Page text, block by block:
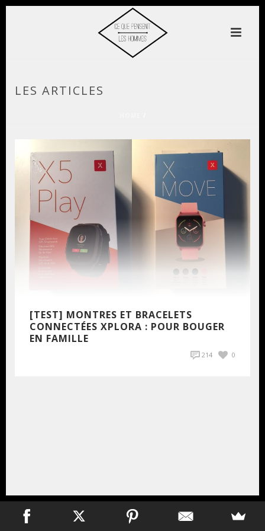
LES ARTICLES
[TEST] MONTRES ET BRACELETS
CONNECTÉES XPLORA : POUR BOUGER
EN FAMILLE
214 0